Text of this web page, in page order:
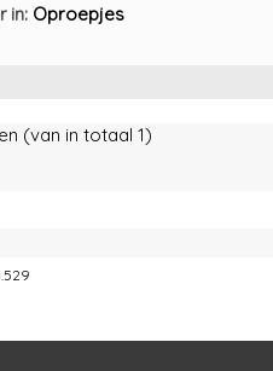
in: Oproepjes
(van in totaal 1)